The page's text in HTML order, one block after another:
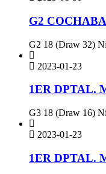
G2
G2 18 (Draw 32)
2023-01-23
1ER DPTAL.
G3 18 (Draw 16)
2023-01-23
1ER DPTAL.